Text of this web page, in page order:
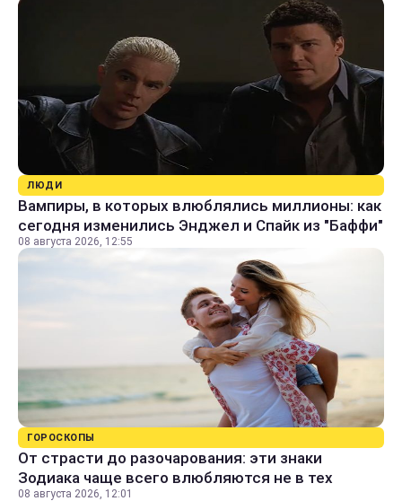
ЛЮДИ
Вампиры, в которых влюблялись миллионы: как
сегодня изменились Энджел и Спайк из "Баффи"
08 августа 2026, 12:55
ГОРОСКОПЫ
От страсти до разочарования: эти знаки
Зодиака чаще всего влюбляются не в тех
08 августа 2026, 12:01